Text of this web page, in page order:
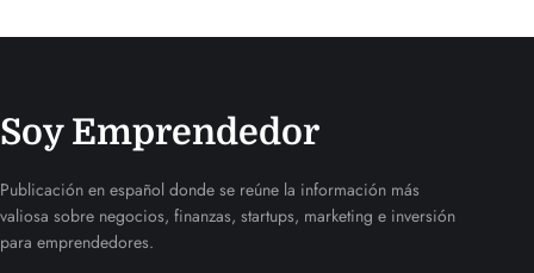
Soy Emprendedor
Publicación en español donde se reúne la información más
valiosa sobre negocios, finanzas, startups, marketing e inversión
para emprendedores.